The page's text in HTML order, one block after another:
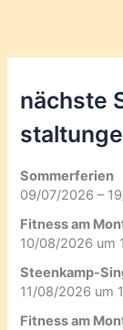
nächste
Sommerferien
09/07/2026 –
Fitness am
10/08/2026 um
Steenkamp-
11/08/2026 um
Fitness am